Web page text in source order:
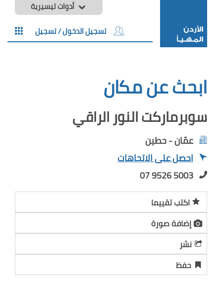
أدوات تيسيرية
تسجيل الدخول / تسجيل
ابحث عن مكان
سوبرماركت النور الراقي
عمّان - حطين
احصل على الاتجاهات
07 9526 5003
اكتب تقييما
إضافة صورة
نشر
حفظ